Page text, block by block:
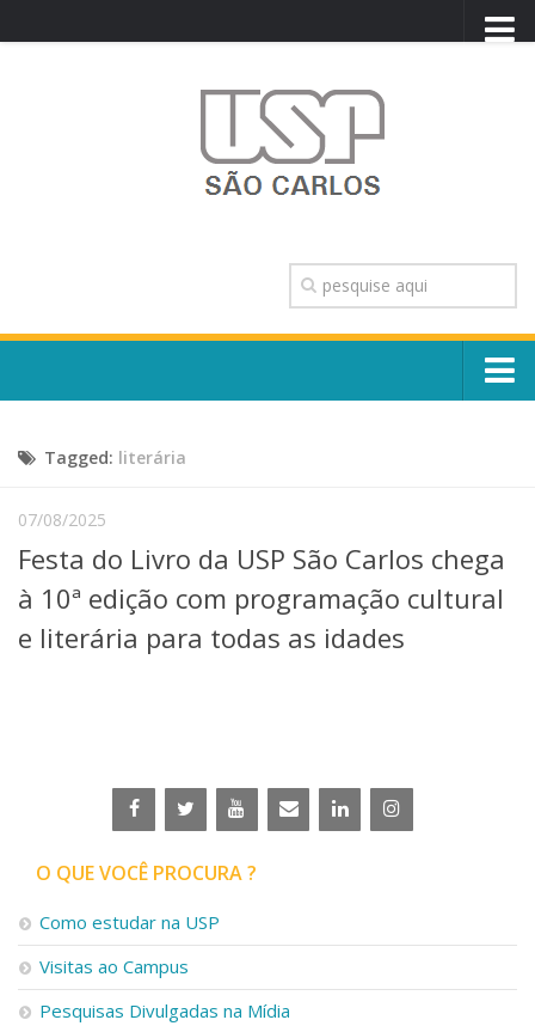
TRANSPARÊNCIA
OUVIDORIA
CONTATO
Escola, Institutos e Órgãos
Núcleos e Comissões
Telefones e Mapas
Pessoas
Graduação
Linhas de Pesquisa
Centros, Núcleos e Projetos em Rede
Iniciação Científica
Empresas Juniores
Extensão à Comunidade
Projetos, Programas e Cursos
Tagged: literária
07/08/2025
Festa do Livro da USP São Carlos chega
à 10ª edição com programação cultural
e literária para todas as idades
O QUE VOCÊ PROCURA ?
Como estudar na USP
Visitas ao Campus
Pesquisas Divulgadas na Mídia